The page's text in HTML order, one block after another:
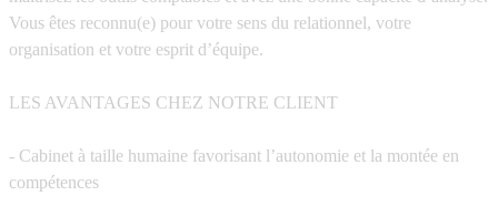
Vous êtes reconnu(e) pour votre sens du relationnel, votre
organisation et votre esprit d’équipe.
LES AVANTAGES CHEZ NOTRE CLIENT
- Cabinet à taille humaine favorisant l’autonomie et la montée en
compétences